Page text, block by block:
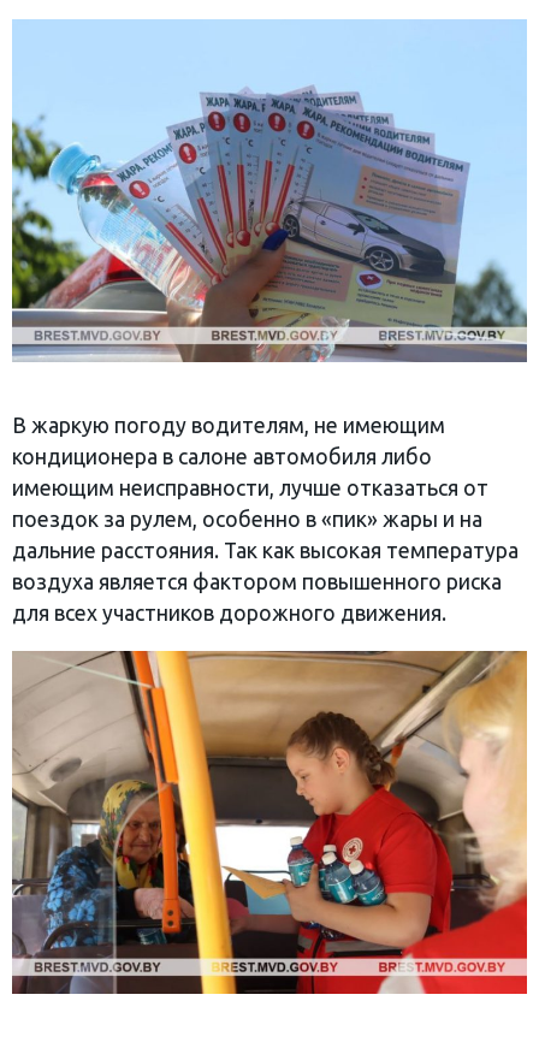
В жаркую погоду водителям, не имеющим
кондиционера в салоне автомобиля либо
имеющим неисправности, лучше отказаться от
поездок за рулем, особенно в «пик» жары и на
дальние расстояния. Так как высокая температура
воздуха является фактором повышенного риска
для всех участников дорожного движения.